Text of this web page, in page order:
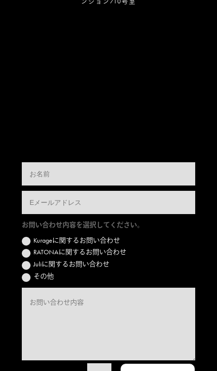
お問い合わせ内容を選択してください。
Kurageに関するお問い合わせ
RATONAに関するお問い合わせ
Juliに関するお問い合わせ
その他